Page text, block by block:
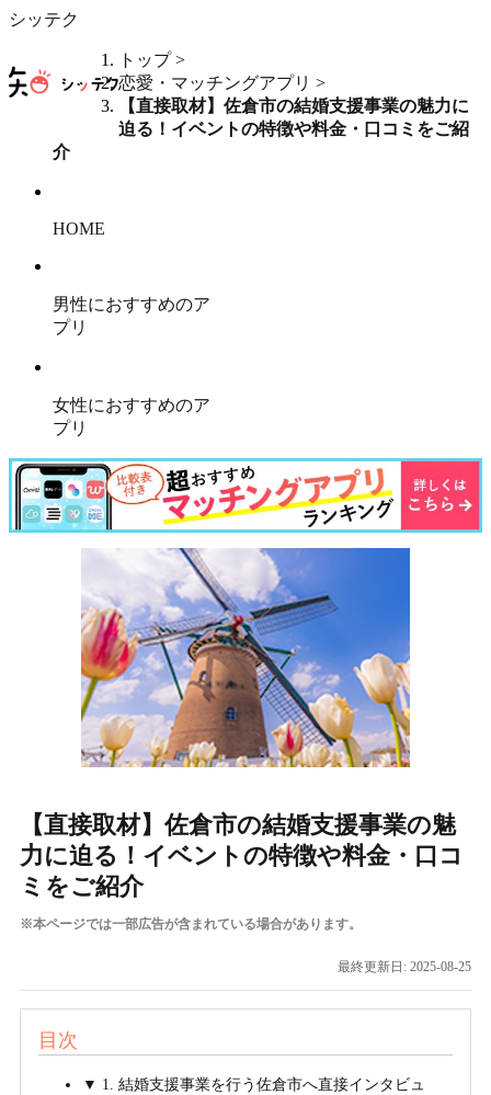
シッテク
トップ>
恋愛・マッチングアプリ >
【直接取材】佐倉市の結婚支援事業の魅力に
迫る！イベントの特徴や料金・口コミをご紹
介
HOME
男性におすすめのア
プリ
女性におすすめのア
プリ
【直接取材】佐倉市の結婚支援事業の魅
力に迫る！イベントの特徴や料金・口コ
ミをご紹介
※本ページでは一部広告が含まれている場合があります。
最終更新日: 2025-08-25
目次
▼ 1. 結婚支援事業を行う佐倉市へ直接インタビュ